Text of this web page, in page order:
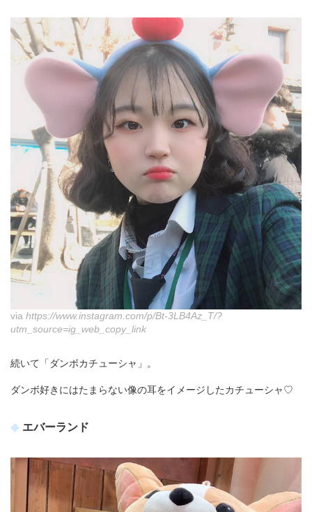
via https://www.instagram.com/p/Bt-3LB4Az_T/?
utm_source=ig_web_copy_link
続いて「ダンボカチューシャ」。
ダンボ好きにはたまらない像の耳をイメージしたカチューシャ♡
エバーランド